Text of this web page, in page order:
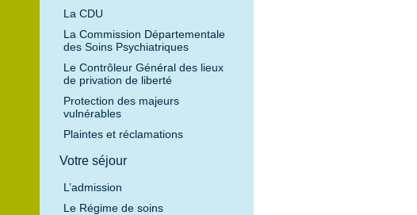
La CDU
La Commission Départementale
des Soins Psychiatriques
Le Contrôleur Général des lieux
de privation de liberté
Protection des majeurs
vulnérables
Plaintes et réclamations
Votre séjour
L’admission
Le Régime de soins